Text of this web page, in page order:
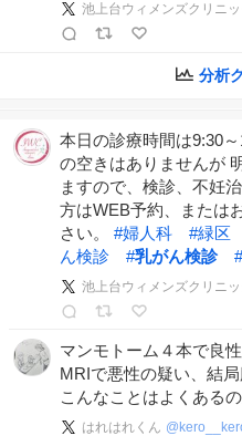
池上台ウィメンズクリニッ
分析
本日の診療時間は9:30
の空きはありませんが
ますので、検診、不妊
方はWEB予約、または
さい。 #婦人科 #緑区
ん検診
#乳がん検診 #
池上台ウィメンズクリニッ
マンモトーム４本で良
MRIで悪性の疑い、結
こんなことはよくある
はれはれくん @